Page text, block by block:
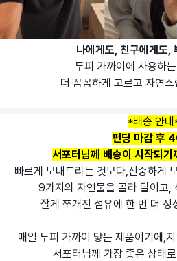
나에게도, 친구에게도,
두피 가까이에 사용하
더 꼼꼼하게 고르고 자연
*배송 안
펀딩 마감 후
서포터님께 배송이 시작되기
빠르게 보내드리는 것보다,신중하게
9가지의 자연물을 골라 달이고,
잘게 쪼개진 섬유에 한 번 더 정
매일 두피 가까이 닿는 제품이기에,
서포터님께 가장 좋은 상태